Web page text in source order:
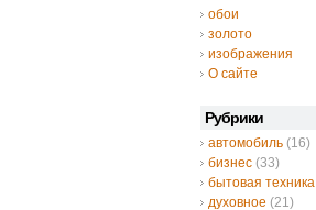
обои
золото
изображения
О сайте
Рубрики
автомобиль (16)
бизнес (33)
бытовая техника
духовное (21)